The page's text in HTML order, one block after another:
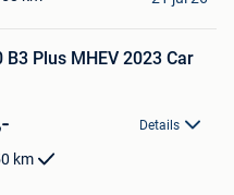
B3 Plus MHEV 2023 Car
Details
km